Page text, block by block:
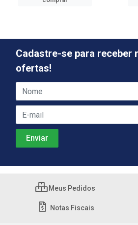
Cadastre-se para receber
ofertas!
Meus Pedidos
Notas Fiscais